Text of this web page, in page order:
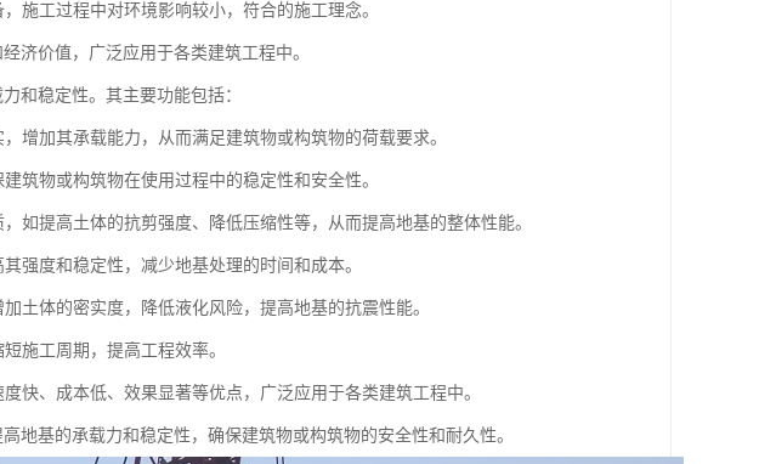
施工过程中对环境影响较小，符合的施工理念。
济价值，广泛应用于各类建筑工程中。
和稳定性。其主要功能包括：
增加其承载能力，从而满足建筑物或构筑物的荷载要求。
筑物或构筑物在使用过程中的稳定性和安全性。
如提高土体的抗剪强度、降低压缩性等，从而提高地基的整体性能。
强度和稳定性，减少地基处理的时间和成本。
土体的密实度，降低液化风险，提高地基的抗震性能。
施工周期，提高工程效率。
快、成本低、效果显著等优点，广泛应用于各类建筑工程中。
地基的承载力和稳定性，确保建筑物或构筑物的安全性和耐久性。